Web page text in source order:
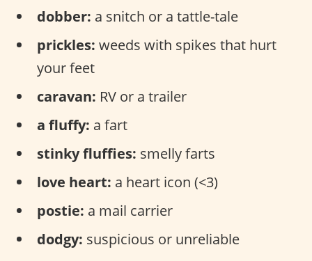
dobber: a snitch or a tattle-tale
prickles: weeds with spikes that hurt
your feet
caravan: RV or a trailer
a fluffy: a fart
stinky fluffies: smelly farts
love heart: a heart icon (<3)
postie: a mail carrier
dodgy: suspicious or unreliable